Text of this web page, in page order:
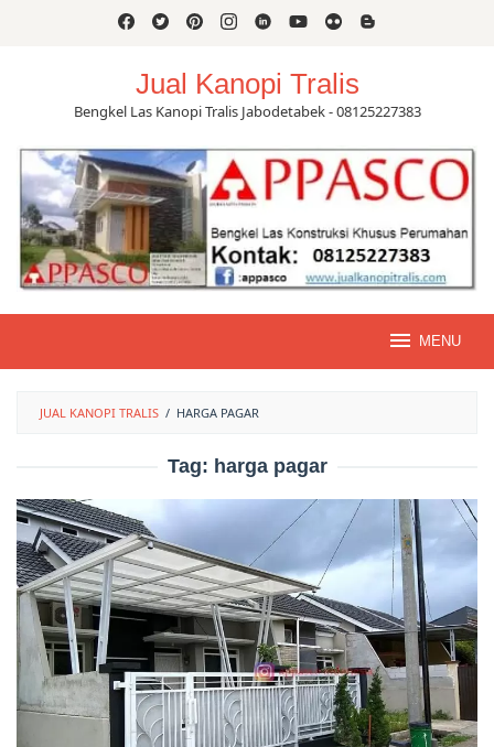
Jual Kanopi Tralis
Bengkel Las Kanopi Tralis Jabodetabek - 08125227383
MENU
JUAL KANOPI TRALIS / HARGA PAGAR
Tag: harga pagar